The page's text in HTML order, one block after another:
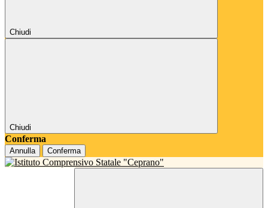
Chiudi
Chiudi
Conferma
Annulla Conferma